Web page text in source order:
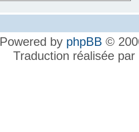
Powered by phpBB ©
Traduction réalisée par